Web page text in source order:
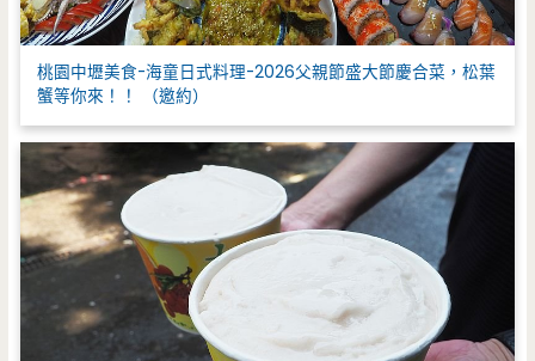
桃園中壢美食-海童日式料理-2026父親節盛大節慶合菜，松葉
蟹等你來！！ （邀約）